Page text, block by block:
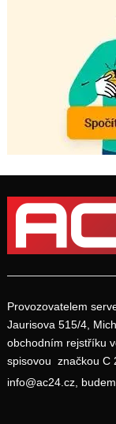
Provozovatelem
Jaurisova 515/4,
obchodním rejstříku
spisovou značkou C
info@ac24.cz,